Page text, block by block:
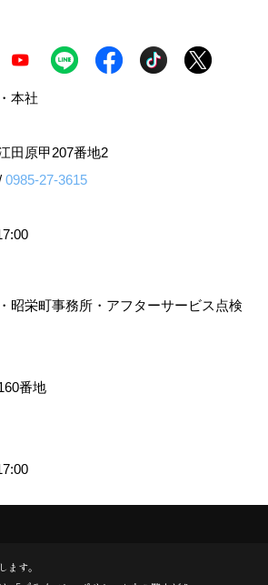
本社
田原甲207番地2
0985-27-3615
昭栄町事務所・アフターサービス点検
番地
Co., Ltd. All Rights Reserved.
す。